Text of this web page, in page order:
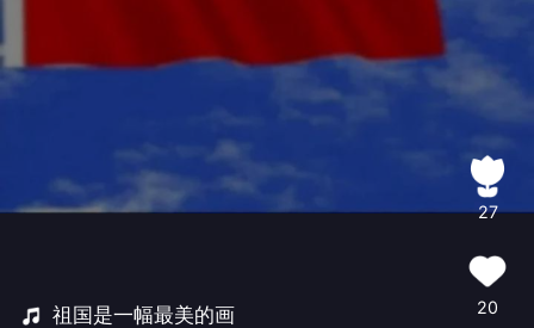
祖国是一幅最美的画
27
20